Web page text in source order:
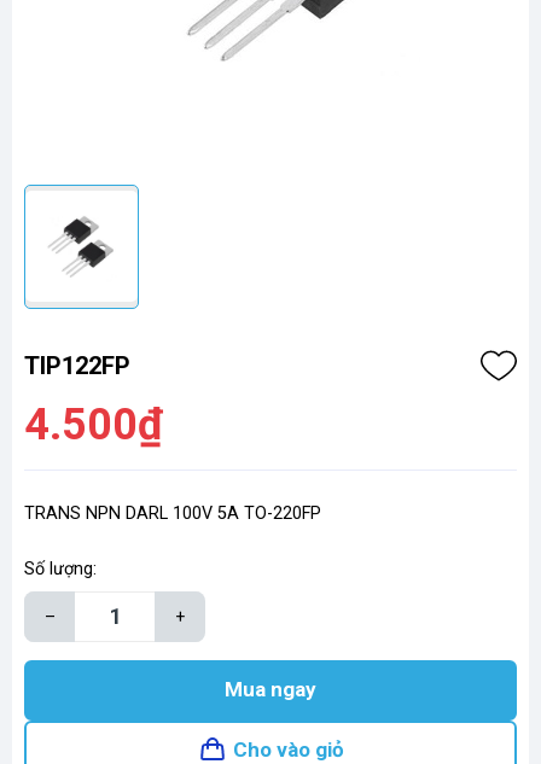
TIP122FP
4.500₫
TRANS NPN DARL 100V 5A TO-220FP
Số lượng:
– +
Mua ngay
Cho vào giỏ